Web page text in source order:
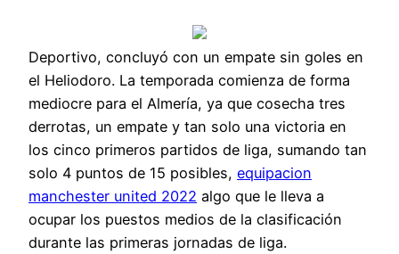
Deportivo, concluyó con un empate sin goles en
el Heliodoro. La temporada comienza de forma
mediocre para el Almería, ya que cosecha tres
derrotas, un empate y tan solo una victoria en
los cinco primeros partidos de liga, sumando tan
solo 4 puntos de 15 posibles, equipacion
manchester united 2022 algo que le lleva a
ocupar los puestos medios de la clasificación
durante las primeras jornadas de liga.